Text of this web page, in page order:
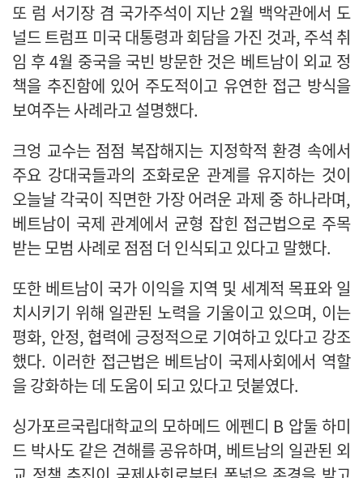
또 럼 서기장 겸 국가주석이 지난 2월 백악관에서 도
널드 트럼프 미국 대통령과 회담을 가진 것과, 주석 취
임 후 4월 중국을 국빈 방문한 것은 베트남이 외교 정
책을 추진함에 있어 주도적이고 유연한 접근 방식을
보여주는 사례라고 설명했다.
크엉 교수는 점점 복잡해지는 지정학적 환경 속에서
주요 강대국들과의 조화로운 관계를 유지하는 것이
오늘날 각국이 직면한 가장 어려운 과제 중 하나라며,
베트남이 국제 관계에서 균형 잡힌 접근법으로 주목
받는 모범 사례로 점점 더 인식되고 있다고 말했다.
또한 베트남이 국가 이익을 지역 및 세계적 목표와 일
치시키기 위해 일관된 노력을 기울이고 있으며, 이는
평화, 안정, 협력에 긍정적으로 기여하고 있다고 강조
했다. 이러한 접근법은 베트남이 국제사회에서 역할
을 강화하는 데 도움이 되고 있다고 덧붙였다.
싱가포르국립대학교의 모하메드 에펜디 B 압둘 하미
드 박사도 같은 견해를 공유하며, 베트남의 일관된 외